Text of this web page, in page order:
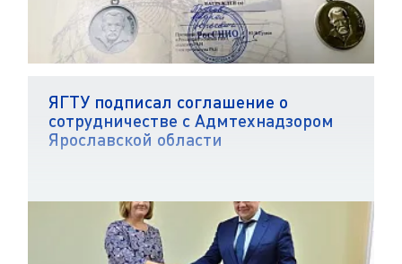
ЯГТУ подписал соглашение о
сотрудничестве с Адмтехнадзором
Ярославской области